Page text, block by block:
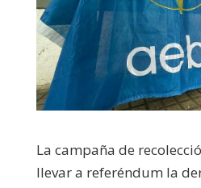
La campaña de
llevar a referéndum la